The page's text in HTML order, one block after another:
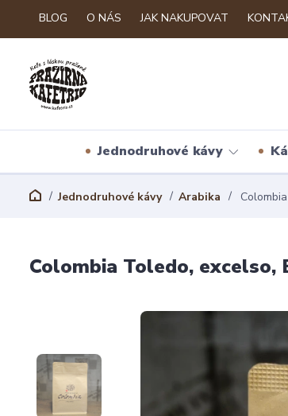
BLOG O NÁS JAK NAKUPOVAT
Jednodruhové kávy
Jednodruhové kávy Arabika
Colombia Toledo, excelso,